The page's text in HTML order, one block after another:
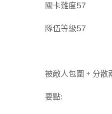
關卡難度57
隊伍等級57
被敵人包圍 + 分散
要點: